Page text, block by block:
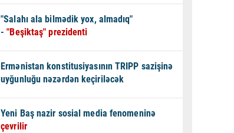
"Salahı ala bilmədik yox, almadıq"
-"Beşiktaş" prezidenti
Ermənistan konstitusiyasının TRIPP sazişinə
uyğunluğu nəzərdən keçiriləcək
Yeni Baş nazir sosial media fenomeninə
çevrilir